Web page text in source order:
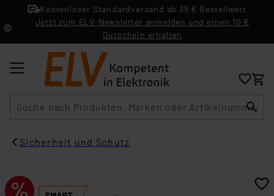
Kostenloser Standardversand ab 39 € Bestellwert
Jetzt zum ELV-Newsletter anmelden und einen 10 €
Gutschein erhalten
Sicherheit und Schutz​